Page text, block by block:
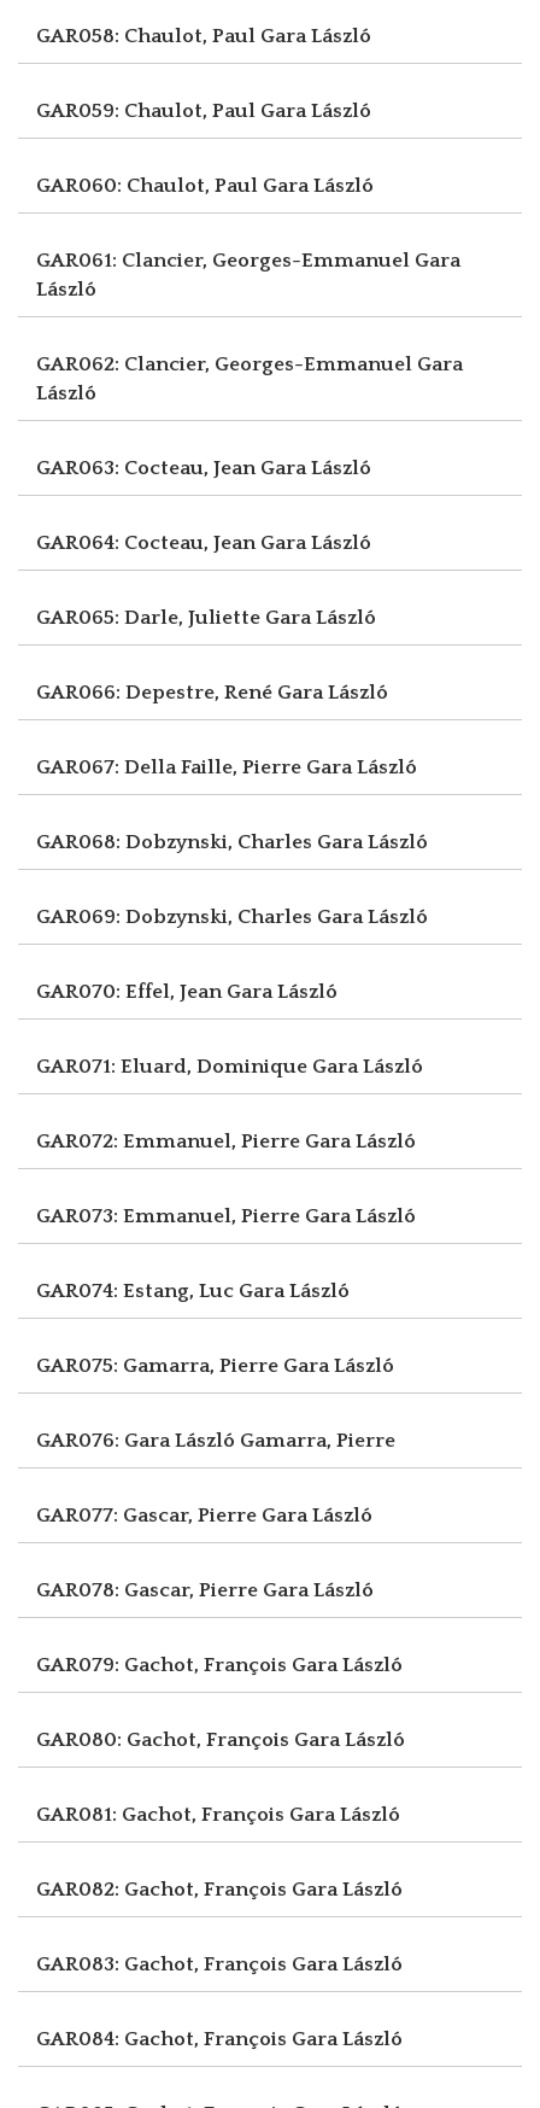
GAR058: Chaulot, Paul Gara László
GAR059: Chaulot, Paul Gara László
GAR060: Chaulot, Paul Gara László
GAR061: Clancier, Georges-Emmanuel Gara
László
GAR062: Clancier, Georges-Emmanuel Gara
László
GAR063: Cocteau, Jean Gara László
GAR064: Cocteau, Jean Gara László
GAR065: Darle, Juliette Gara László
GAR066: Depestre, René Gara László
GAR067: Della Faille, Pierre Gara László
GAR068: Dobzynski, Charles Gara László
GAR069: Dobzynski, Charles Gara László
GAR070: Effel, Jean Gara László
GAR071: Eluard, Dominique Gara László
GAR072: Emmanuel, Pierre Gara László
GAR073: Emmanuel, Pierre Gara László
GAR074: Estang, Luc Gara László
GAR075: Gamarra, Pierre Gara László
GAR076: Gara László Gamarra, Pierre
GAR077: Gascar, Pierre Gara László
GAR078: Gascar, Pierre Gara László
GAR079: Gachot, François Gara László
GAR080: Gachot, François Gara László
GAR081: Gachot, François Gara László
GAR082: Gachot, François Gara László
GAR083: Gachot, François Gara László
GAR084: Gachot, François Gara László